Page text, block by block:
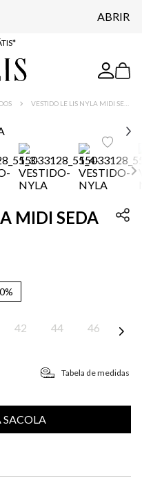
ABRIR
COMPRA*
COMPRA*
MIDI SEDA
42 44 46
Tabela de medidas